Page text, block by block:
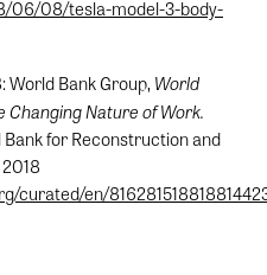
06/08/tesla-model-3-body-
World Bank Group, World
Changing Nature of Work.
for Reconstruction and
curated/en/